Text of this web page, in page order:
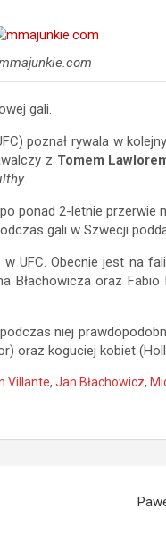
gali.
poznał rywala w
z Tomem
.
ponad 2-letnie przerwie
gali w Szwecji
UFC. Obecnie jest na
Błachowicza oraz
niej
oraz koguciej kobiet
Villante, Jan Błachowicz,